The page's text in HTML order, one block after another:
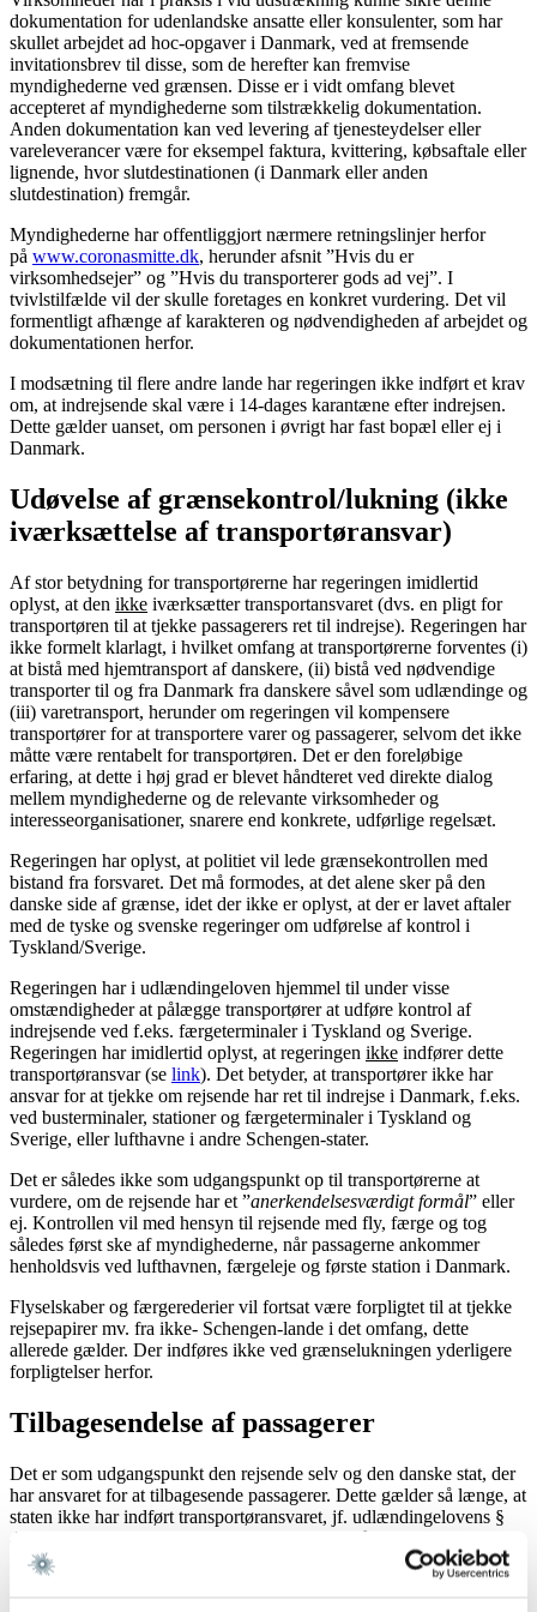
dokumentation for udenlandske ansatte eller konsulenter, som har
skullet arbejdet ad hoc-opgaver i Danmark, ved at fremsende
invitationsbrev til disse, som de herefter kan fremvise
myndighederne ved grænsen. Disse er i vidt omfang blevet
accepteret af myndighederne som tilstrækkelig dokumentation.
Anden dokumentation kan ved levering af tjenesteydelser eller
vareleverancer være for eksempel faktura, kvittering, købsaftale eller
lignende, hvor slutdestinationen (i Danmark eller anden
slutdestination) fremgår.
Myndighederne har offentliggjort nærmere retningslinjer herfor
på www.coronasmitte.dk, herunder afsnit ”Hvis du er
virksomhedsejer” og ”Hvis du transporterer gods ad vej”. I
tvivlstilfælde vil der skulle foretages en konkret vurdering. Det vil
formentligt afhænge af karakteren og nødvendigheden af arbejdet og
dokumentationen herfor.
I modsætning til flere andre lande har regeringen ikke indført et krav
om, at indrejsende skal være i 14-dages karantæne efter indrejsen.
Dette gælder uanset, om personen i øvrigt har fast bopæl eller ej i
Danmark.
Udøvelse af grænsekontrol/lukning (ikke
iværksættelse af transportøransvar)
Af stor betydning for transportørerne har regeringen imidlertid
oplyst, at den ikke iværksætter transportansvaret (dvs. en pligt for
transportøren til at tjekke passagerers ret til indrejse). Regeringen har
ikke formelt klarlagt, i hvilket omfang at transportørerne forventes (i)
at bistå med hjemtransport af danskere, (ii) bistå ved nødvendige
transporter til og fra Danmark fra danskere såvel som udlændinge og
(iii) varetransport, herunder om regeringen vil kompensere
transportører for at transportere varer og passagerer, selvom det ikke
måtte være rentabelt for transportøren. Det er den foreløbige
erfaring, at dette i høj grad er blevet håndteret ved direkte dialog
mellem myndighederne og de relevante virksomheder og
interesseorganisationer, snarere end konkrete, udførlige regelsæt.
Regeringen har oplyst, at politiet vil lede grænsekontrollen med
bistand fra forsvaret. Det må formodes, at det alene sker på den
danske side af grænse, idet der ikke er oplyst, at der er lavet aftaler
med de tyske og svenske regeringer om udførelse af kontrol i
Tyskland/Sverige.
Regeringen har i udlændingeloven hjemmel til under visse
omstændigheder at pålægge transportører at udføre kontrol af
indrejsende ved f.eks. færgeterminaler i Tyskland og Sverige.
Regeringen har imidlertid oplyst, at regeringen ikke indfører dette
transportøransvar (se link). Det betyder, at transportører ikke har
ansvar for at tjekke om rejsende har ret til indrejse i Danmark, f.eks.
ved busterminaler, stationer og færgeterminaler i Tyskland og
Sverige, eller lufthavne i andre Schengen-stater.
Det er således ikke som udgangspunkt op til transportørerne at
vurdere, om de rejsende har et ”anerkendelsesværdigt formål” eller
ej. Kontrollen vil med hensyn til rejsende med fly, færge og tog
således først ske af myndighederne, når passagerne ankommer
henholdsvis ved lufthavnen, færgeleje og første station i Danmark.
Flyselskaber og færgerederier vil fortsat være forpligtet til at tjekke
rejsepapirer mv. fra ikke- Schengen-lande i det omfang, dette
allerede gælder. Der indføres ikke ved grænselukningen yderligere
forpligtelser herfor.
Tilbagesendelse af passagerer
Det er som udgangspunkt den rejsende selv og den danske stat, der
har ansvaret for at tilbagesende passagerer. Dette gælder så længe, at
staten ikke har indført transportøransvaret, jf. udlændingelovens §
43, stk. 3, jf. § 59a, stk. 2. Transportøren kan således ikke,
medmindre regeringen måtte udstede andre regler, blive pålagt at
tilbagesende passager, uden at enten den rejsende eller staten betaler
herfor, jf. udlændingelovens § 43, stk. 2. Der er samtidigt som